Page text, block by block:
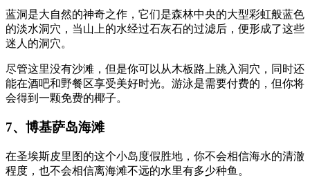
蓝洞是大自然的神奇之作，它们是森林中央的大型彩虹般蓝色
的淡水洞穴，当山上的水经过石灰石的过滤后，便形成了这些
迷人的洞穴。
尽管这里没有沙滩，但是你可以从木板路上跳入洞穴，同时还
能在酒吧和野餐区享受美好时光。游泳是需要付费的，但你将
会得到一颗免费的椰子。
7、博基萨岛海滩
在圣埃斯皮里图的这个小岛度假胜地，你不会相信海水的清澈
程度，也不会相信离海滩不远的水里有多少种鱼。